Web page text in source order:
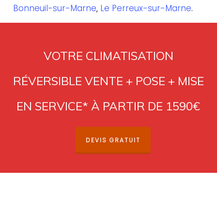
Bonneuil-sur-Marne, Le Perreux-sur-Marne.
VOTRE CLIMATISATION
RÉVERSIBLE VENTE + POSE + MISE
EN SERVICE* À PARTIR DE 1590€
DEVIS GRATUIT